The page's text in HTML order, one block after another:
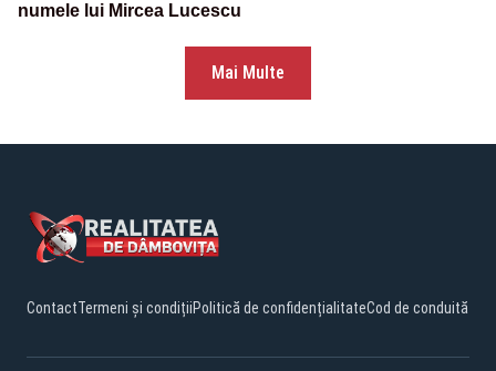
numele lui Mircea Lucescu
Mai Multe
ContactTermeni și condițiiPolitică de confidențialitateCod de conduită